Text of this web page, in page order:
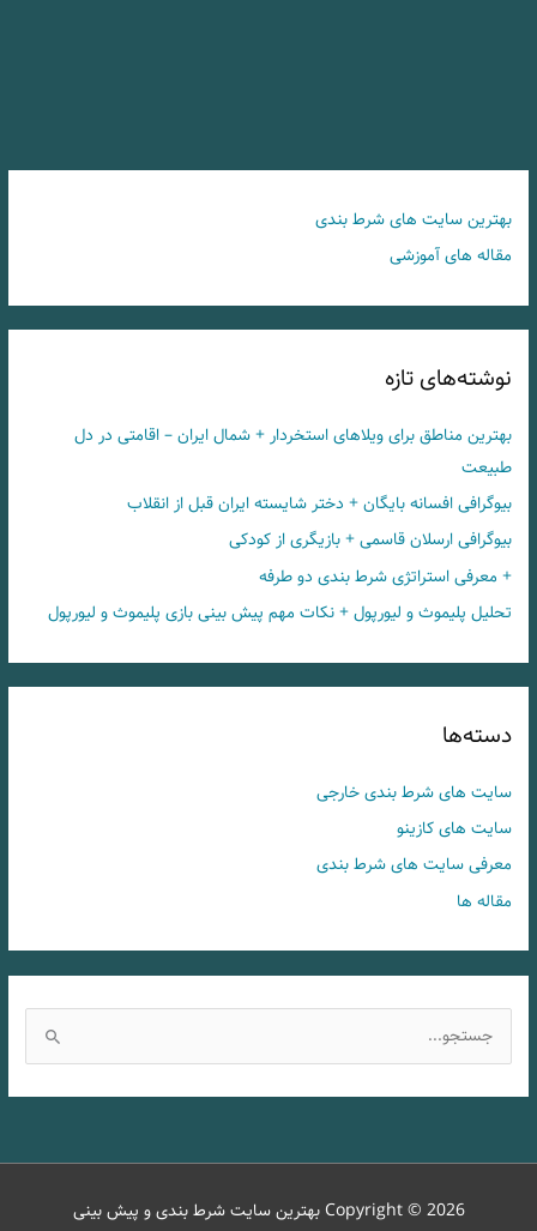
بهترین سایت های شرط بندی
مقاله های آموزشی
نوشته‌های تازه
بهترین مناطق برای ویلاهای استخردار + شمال ایران – اقامتی در دل
طبیعت
بیوگرافی افسانه بایگان + دختر شایسته ایران قبل از انقلاب
بیوگرافی ارسلان قاسمی + بازیگری از کودکی
+ معرفی استراتژی شرط بندی دو طرفه
تحلیل پلیموث و لیورپول + نکات مهم پیش بینی بازی پلیموث و لیورپول
دسته‌ها
سایت های شرط بندی خارجی
سایت های کازینو
معرفی سایت های شرط بندی
مقاله ها
Copyright © 2026 بهترین سایت شرط بندی و پیش بینی